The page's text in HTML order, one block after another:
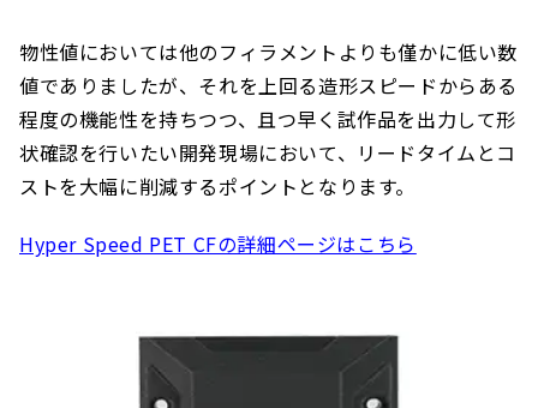
物性値においては他のフィラメントよりも僅かに低い数
値でありましたが、それを上回る造形スピードからある
程度の機能性を持ちつつ、且つ早く試作品を出力して形
状確認を行いたい開発現場において、リードタイムとコ
ストを大幅に削減するポイントとなります。
Hyper Speed PET CFの詳細ページはこちら